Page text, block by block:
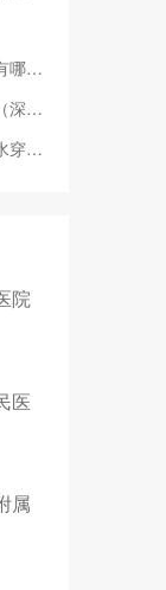
？
）
？
院
医
属